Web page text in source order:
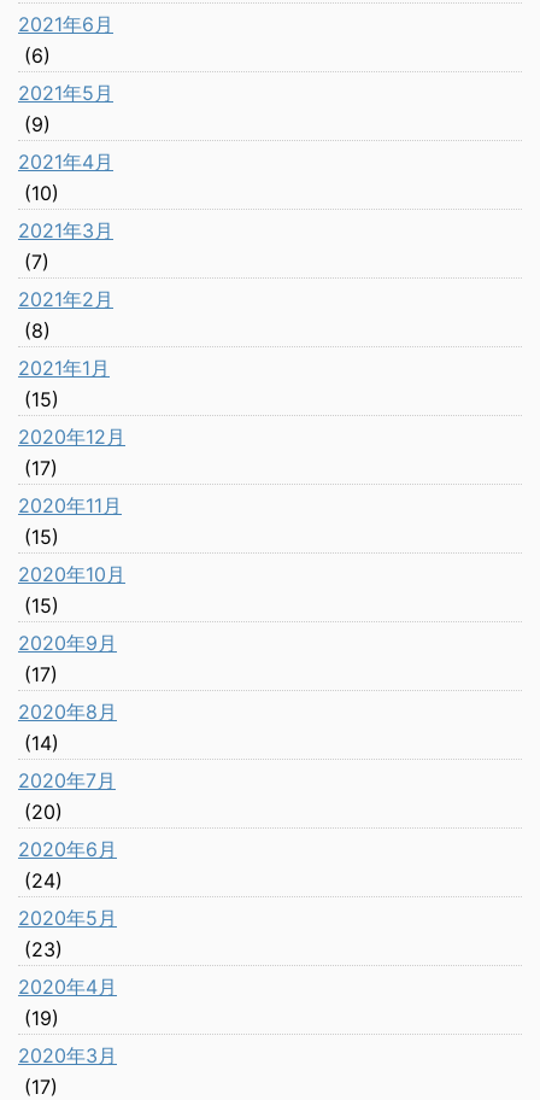
2021年6月
(6)
2021年5月
(9)
2021年4月
(10)
2021年3月
(7)
2021年2月
(8)
2021年1月
(15)
2020年12月
(17)
2020年11月
(15)
2020年10月
(15)
2020年9月
(17)
2020年8月
(14)
2020年7月
(20)
2020年6月
(24)
2020年5月
(23)
2020年4月
(19)
2020年3月
(17)